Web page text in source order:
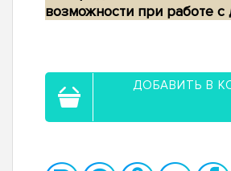
возможности при работе
ДОБАВИТЬ В